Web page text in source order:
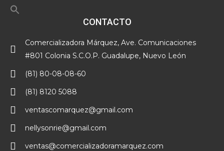
CONTACTO
Comercializadora Márquez, Ave. Comunicaciones
#801 Colonia S.C.O.P. Guadalupe, Nuevo León
(81) 80-08-08-60
(81) 8120 5088
ventascomarquez@gmail.com
nellysonrie@gmail.com
ventas@comercializadoramarquez.com